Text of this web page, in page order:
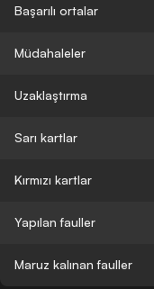
Başarılı ortalar
Müdahaleler
Uzaklaştırma
Sarı kartlar
Kırmızı kartlar
Yapılan fauller
Maruz kalınan fauller